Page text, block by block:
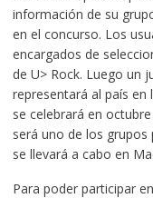
información de su
en el concurso. Los
encargados de
de U> Rock. Luego un
representará al país en
se celebrará en
será uno de los grupos
se llevará a cabo en
Para poder participar